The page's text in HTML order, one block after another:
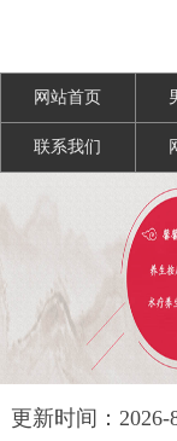
网站首页
联系我们
更新时间：